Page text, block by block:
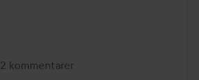
2 kommentarer